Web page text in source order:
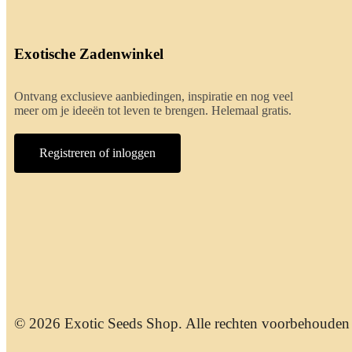
Exotische Zadenwinkel
Ontvang exclusieve aanbiedingen, inspiratie en nog veel
meer om je ideeën tot leven te brengen. Helemaal gratis.
Registreren of inloggen
© 2026 Exotic Seeds Shop. Alle rechten voorbehouden